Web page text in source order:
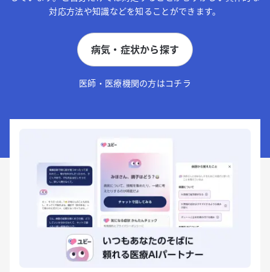
対応方法や知識などを知ることができます。
病気・症状から探す
医師・医療機関の方はコチラ